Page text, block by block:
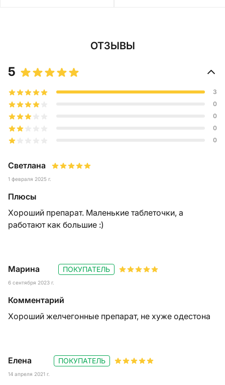
ОТЗЫВЫ
Светлана
1 февраля 2025 г.
Плюсы
Хороший препарат. Маленькие таблеточки, а
работают как большие :)
Марина
6 сентября 2023 г.
ПОКУПАТЕЛЬ
Комментарий
Хороший желчегонные препарат, не хуже одестона
Елена
14 апреля 2021 г.
ПОКУПАТЕЛЬ
5
3
0
0
0
0